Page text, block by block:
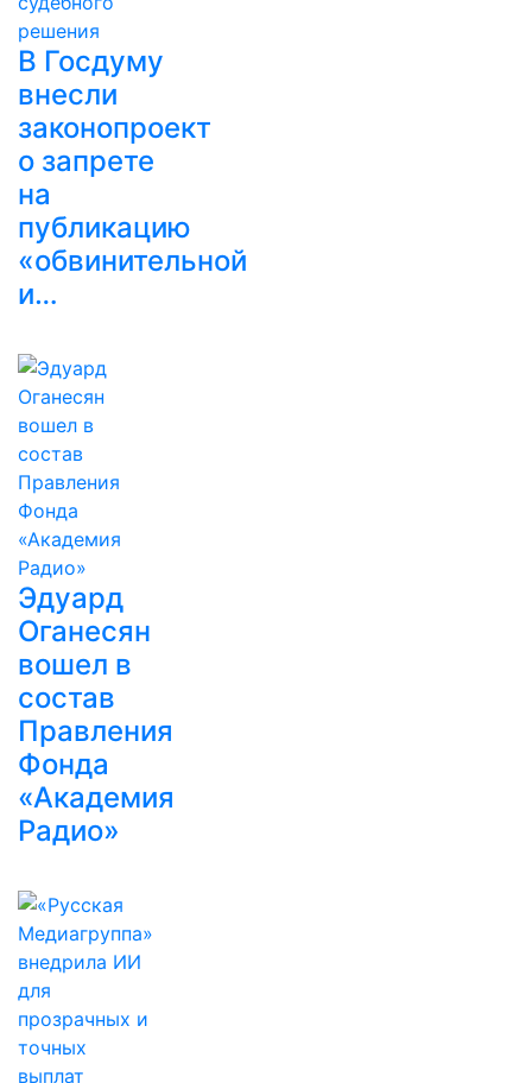
В Госдуму
внесли
законопроект
о запрете
на
публикацию
«обвинительной
и…
Эдуард
Оганесян
вошел в
состав
Правления
Фонда
«Академия
Радио»